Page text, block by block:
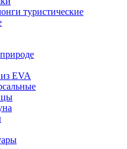
туристические
EVA